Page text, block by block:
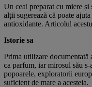
Un ceai preparat cu miere
alții sugerează că poate
antioxidante. Articolul
Istorie sa
Prima utilizare documentată
ca parfum, iar mirosul său
popoarele, exploratorii
suficient de mare a acesteia.